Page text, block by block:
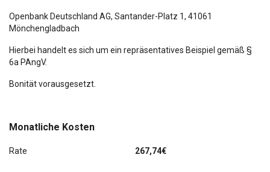
(SunSet)
Servolenkung elektronisch (Servotronic)
Sitzbezug / Polsterung: Leder / Mikrofaser
Sitze vorn elektr. verstellbar (mit Memory)
Monatliche Kosten
Rate 267,74€
Openbank Deutschland AG, Santander-Platz 1, 41061
Mönchengladbach
Hierbei handelt es sich um ein repräsentatives Beispiel gemäß §
6a PAngV.
Bonität vorausgesetzt.